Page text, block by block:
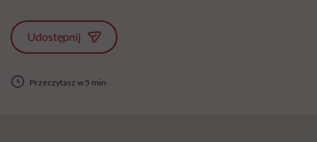
Udostępnij
Przeczytasz w 5 min